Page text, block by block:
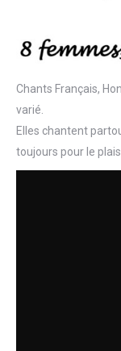
Chants Français,
varié.
Elles chantent
toujours pour le